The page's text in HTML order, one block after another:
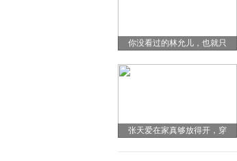
你没看过的林允儿，也就只
张天爱在家真够放得开，穿